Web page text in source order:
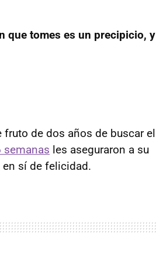
que tomes es un precipicio, y
fruto de dos años de buscar el
semanas les aseguraron a su
en sí de felicidad.